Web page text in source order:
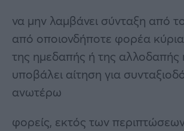
να μην λαμβάνει σύνταξη από
από οποιονδήποτε φορέα
της ημεδαπής ή της αλλοδαπής
υποβάλει αίτηση για
ανωτέρω
φορείς, εκτός των